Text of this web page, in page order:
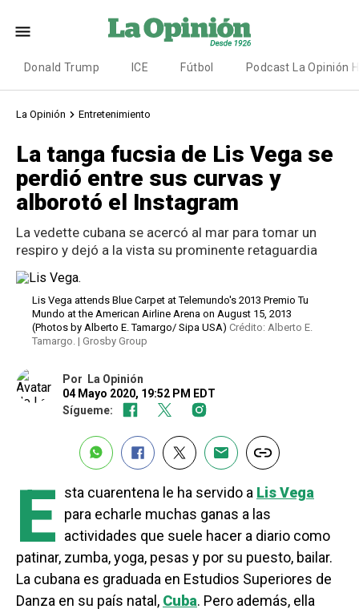
Donald Trump ICE Fútbol Podcast La Opinión
La Opinión Entretenimiento
La tanga fucsia de Lis Vega se
perdió entre sus curvas y
alborotó el Instagram
La vedette cubana se acercó al mar para tomar un
respiro y dejó a la vista su prominente retaguardia
Lis Vega attends Blue Carpet at Telemundo's 2013 Premio Tu
Mundo at the American Airline Arena on August 15, 2013
(Photos by Alberto E. Tamargo/ Sipa USA) Crédito: Alberto E.
Tamargo. | Grosby Group
Por
La Opinión
04 Mayo 2020, 19:52 PM EDT
Sígueme:
E sta cuarentena le ha servido a Lis Vega
para echarle muchas ganas a las
actividades que suele hacer a diario como
patinar, zumba, yoga, pesas y por su puesto, bailar.
La cubana es graduada en Estudios Superiores de
Danza en su país natal, Cuba. Pero además, ella